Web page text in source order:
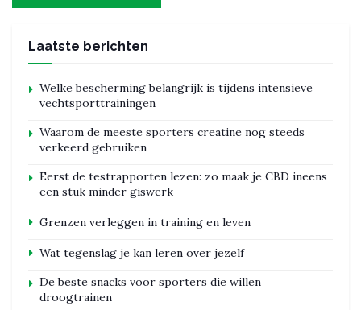
Laatste berichten
Welke bescherming belangrijk is tijdens intensieve
vechtsporttrainingen
Waarom de meeste sporters creatine nog steeds
verkeerd gebruiken
Eerst de testrapporten lezen: zo maak je CBD ineens
een stuk minder giswerk
Grenzen verleggen in training en leven
Wat tegenslag je kan leren over jezelf
De beste snacks voor sporters die willen
droogtrainen